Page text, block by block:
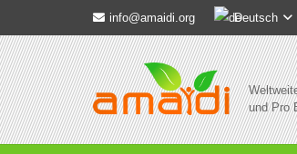
info@amaidi.org Deutsch
und Pro